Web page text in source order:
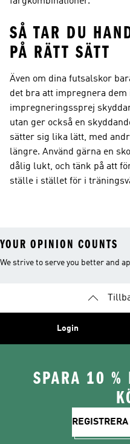
SÅ TAR DU
PÅ RÄTT SÄTT
Även om dina futsalskor
det bra att impregnera dem
impregneringssprej
utan ger också en
sätter sig lika lätt, med
längre. Använd gärna en
dålig lukt, och tänk på att
ställe i stället för i
YOUR OPINION COUNTS
We strive to serve you better and
Login
SPARA 10 %